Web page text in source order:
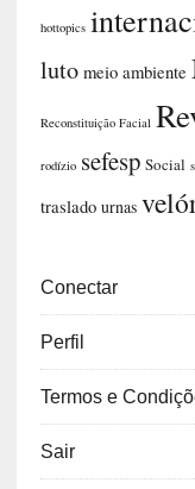
hottopics
luto meio ambiente
Reconstituição Facial
rodízio sefesp Social
traslado urnas
Conectar
Perfil
Termos e
Sair